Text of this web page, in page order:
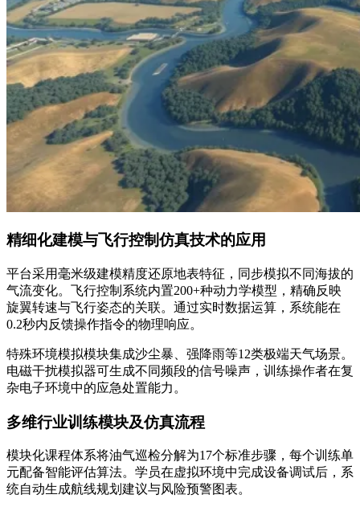
精细化建模与飞行控制仿真技术的应用
平台采用毫米级建模精度还原地表特征，同步模拟不同海拔的
气流变化。飞行控制系统内置200+种动力学模型，精确反映
旋翼转速与飞行姿态的关联。通过实时数据运算，系统能在
0.2秒内反馈操作指令的物理响应。
特殊环境模拟模块集成沙尘暴、强降雨等12类极端天气场景。
电磁干扰模拟器可生成不同频段的信号噪声，训练操作者在复
杂电子环境中的应急处置能力。
多维行业训练模块及仿真流程
模块化课程体系将油气巡检分解为17个标准步骤，每个训练单
元配备智能评估算法。学员在虚拟环境中完成设备调试后，系
统自动生成航线规划建议与风险预警图表。